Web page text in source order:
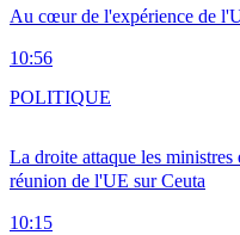
Au cœur de l'expérience de
10:56
La droite attaque les
réunion de l'UE sur Ceuta
10:15
POLITIQUE